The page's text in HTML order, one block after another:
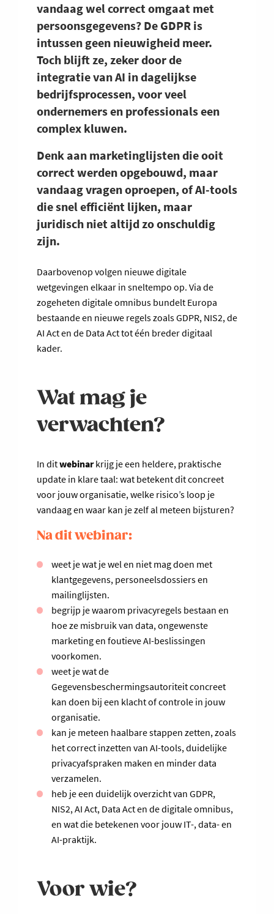
vandaag wel correct omgaat met
persoonsgegevens? De GDPR is
intussen geen nieuwigheid meer.
Toch blijft ze, zeker door de
integratie van AI in dagelijkse
bedrijfsprocessen, voor veel
ondernemers en professionals een
complex kluwen.
Denk aan marketinglijsten die ooit
correct werden opgebouwd, maar
vandaag vragen oproepen, of AI-tools
die snel efficiënt lijken, maar
juridisch niet altijd zo onschuldig
zijn.
Daarbovenop volgen nieuwe digitale
wetgevingen elkaar in sneltempo op. Via de
zogeheten digitale omnibus bundelt Europa
bestaande en nieuwe regels zoals GDPR, NIS2, de
AI Act en de Data Act tot één breder digitaal
kader.
Wat mag je
verwachten?
In ditwebinarkrijg je een heldere, praktische
update in klare taal: wat betekent dit concreet
voor jouw organisatie, welke risico’s loop je
vandaag en waar kan je zelf al meteen bijsturen?
Na dit webinar:
weet je wat je wel en niet mag doen met
klantgegevens, personeelsdossiers en
mailinglijsten.
begrijp je waarom privacyregels bestaan en
hoe ze misbruik van data, ongewenste
marketing en foutieve AI-beslissingen
voorkomen.
weet je wat de
Gegevensbeschermingsautoriteit concreet
kan doen bij een klacht of controle in jouw
organisatie.
kan je meteen haalbare stappen zetten, zoals
het correct inzetten van AI-tools, duidelijke
privacyafspraken maken en minder data
verzamelen.
heb je een duidelijk overzicht van GDPR,
NIS2, AI Act, Data Act en de digitale omnibus,
en wat die betekenen voor jouw IT-, data- en
AI-praktijk.
Voor wie?